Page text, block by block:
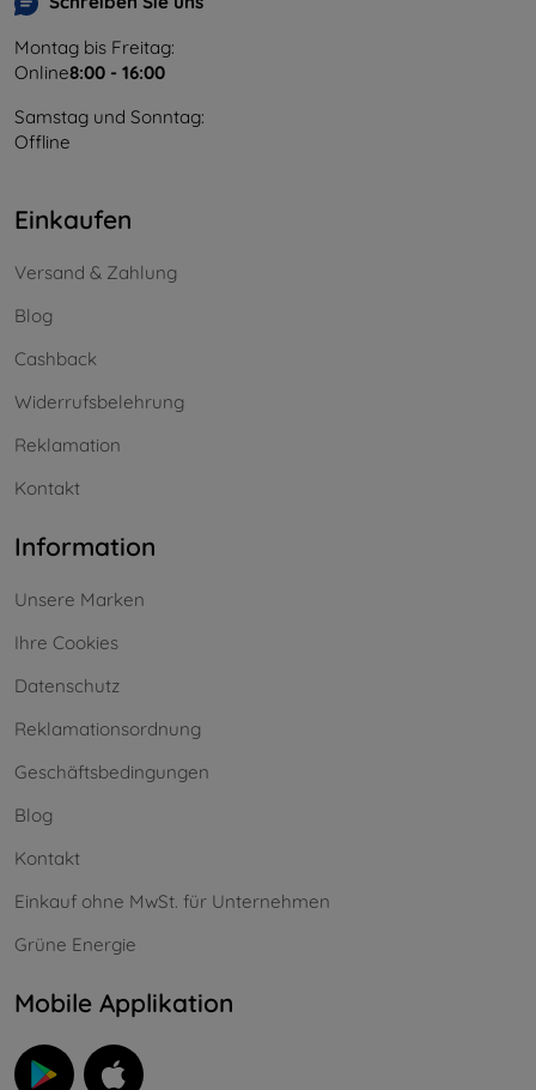
Montag bis Freitag:
Online8:00 - 16:00
Samstag und Sonntag:
Offline
Einkaufen
Versand & Zahlung
Blog
Cashback
Widerrufsbelehrung
Reklamation
Kontakt
Information
Unsere Marken
Ihre Cookies
Datenschutz
Reklamationsordnung
Geschäftsbedingungen
Blog
Kontakt
Einkauf ohne MwSt. für Unternehmen
Grüne Energie
Mobile Applikation